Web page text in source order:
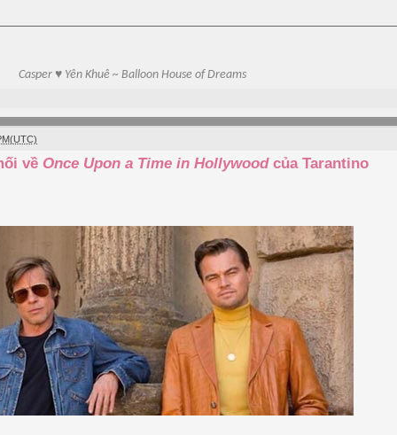
Casper ♥ Yên Khuê ~ Balloon House of Dreams
về Once Upon a Time in Hollywoodcủa Tarantino